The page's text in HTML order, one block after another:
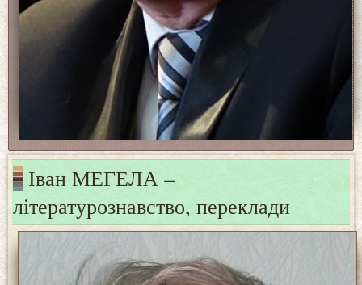
Іван МЕГЕЛА –
літературознавство, переклади